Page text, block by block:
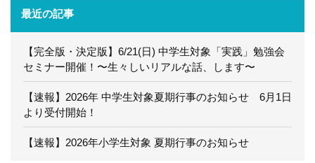
最近の記事
【完全版・決定版】6/21(日) 中学生対象「実践」勉強会
セミナー開催！〜生々しいリアルな話、します〜
【速報】2026年 中学生対象夏期行事のお知らせ 6月1日
より受付開始！
【速報】2026年小学生対象 夏期行事のお知らせ